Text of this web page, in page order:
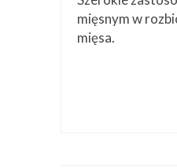
mięsnym w
mięsa.